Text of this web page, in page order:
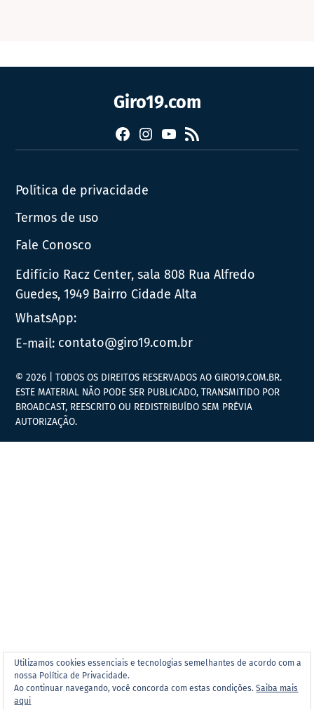
Giro19.com
FacebookInstagram
YouTube
RSS
Política de privacidade
Termos de uso
Fale Conosco
Edifício Racz Center, sala 808 Rua Alfredo
Guedes, 1949 Bairro Cidade Alta
WhatsApp:
E-mail: contato@giro19.com.br
Utilizamos cookies essenciais e tecnologias semelhantes de acordo com a
nossa Política de Privacidade.
Ao continuar navegando, você concorda com estas condições.Saiba mais
aqui
© 2026 | TODOS OS DIREITOS RESERVADOS AO GIRO19.COM.BR.
ESTE MATERIAL NÃO PODE SER PUBLICADO, TRANSMITIDO POR
BROADCAST, REESCRITO OU REDISTRIBUÍDO SEM PRÉVIA
AUTORIZAÇÃO.